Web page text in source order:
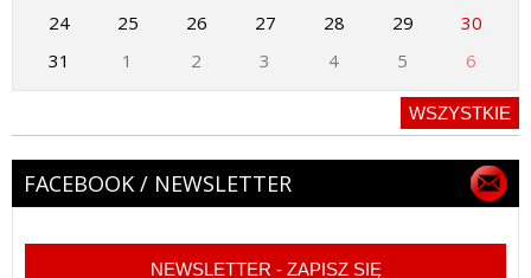
24
25 26 27 28 29
30
31
1 2 3 4 5 6
WSZYSTKIE
FACEBOOK / NEWSLETTER
NEWSLETTER - ZAPISZ SIĘ